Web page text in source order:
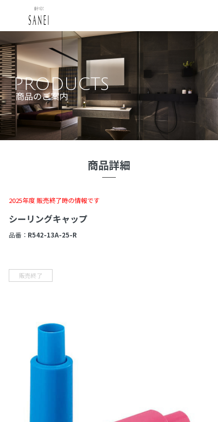
PRODUCTS
商品のご案内
商品詳細
2025年度 販売終了時の情報です
シーリングキャップ
品番： R542-13A-25-R
販売終了